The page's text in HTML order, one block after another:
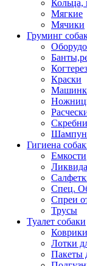
Кольца,
Мягкие
Мячики
Груминг
Краски
Гигиена
Емкости
Спец.
Спреи
Трусы
Туалет собаки
Коврики
Лотки
Пакеты